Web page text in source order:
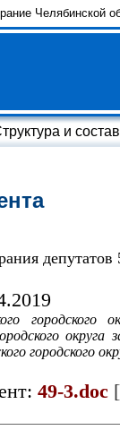
Челябинской
и состав
депутатов
городского
городского
49-3.doc